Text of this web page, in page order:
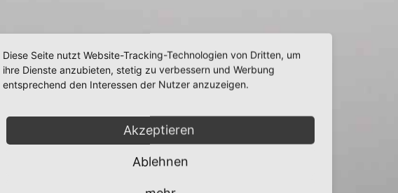
Diese Seite nutzt Website-Tracking-Technologien von Dritten, um
ihre Dienste anzubieten, stetig zu verbessern und Werbung
entsprechend den Interessen der Nutzer anzuzeigen.
Akzeptieren
Ablehnen